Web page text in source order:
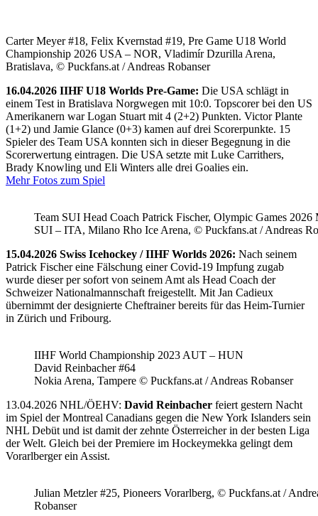
Carter Meyer #18, Felix Kvernstad #19, Pre Game U18 World
Championship 2026 USA – NOR, Vladimír Dzurilla Arena,
Bratislava, © Puckfans.at / Andreas Robanser
16.04.2026 IIHF U18 Worlds Pre-Game: Die USA schlägt in
einem Test in Bratislava Norgwegen mit 10:0. Topscorer bei den US
Amerikanern war Logan Stuart mit 4 (2+2) Punkten. Victor Plante
(1+2) und Jamie Glance (0+3) kamen auf drei Scorerpunkte. 15
Spieler des Team USA konnten sich in dieser Begegnung in die
Scorerwertung eintragen. Die USA setzte mit Luke Carrithers,
Brady Knowling und Eli Winters alle drei Goalies ein.
Mehr Fotos zum Spiel
Team SUI Head Coach Patrick Fischer, Olympic Games 2026
SUI – ITA, Milano Rho Ice Arena, © Puckfans.at / Andreas
15.04.2026 Swiss Icehockey / IIHF Worlds 2026: Nach seinem
Patrick Fischer eine Fälschung einer Covid-19 Impfung zugab
wurde dieser per sofort von seinem Amt als Head Coach der
Schweizer Nationalmannschaft freigestellt. Mit Jan Cadieux
übernimmt der designierte Cheftrainer bereits für das Heim-Turnier
in Zürich und Fribourg.
IIHF World Championship 2023 AUT – HUN
David Reinbacher #64
Nokia Arena, Tampere © Puckfans.at / Andreas Robanser
13.04.2026 NHL/ÖEHV: David Reinbacher feiert gestern Nacht
im Spiel der Montreal Canadians gegen die New York Islanders sein
NHL Debüt und ist damit der zehnte Österreicher in der besten Liga
der Welt. Gleich bei der Premiere im Hockeymekka gelingt dem
Vorarlberger ein Assist.
Julian Metzler #25, Pioneers Vorarlberg, © Puckfans.at /
Robanser